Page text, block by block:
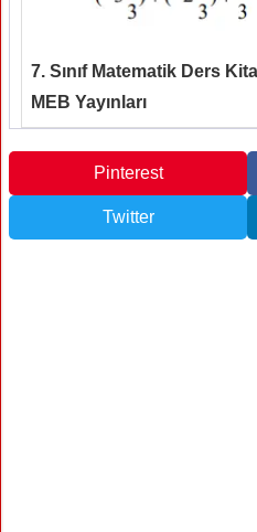
7. Sınıf Matematik Ders
MEB Yayınları
Pinterest
Twitter